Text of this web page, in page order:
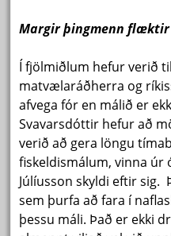
Margir þingmenn
Í fjölmiðlum hefur verið
matvælaráðherra og
afvega fór en málið er
Svavarsdóttir hefur að
verið að gera löngu
fiskeldismálum, vinna
Júlíusson skyldi eftir
sem þurfa að fara í
þessu máli. Það er ekki